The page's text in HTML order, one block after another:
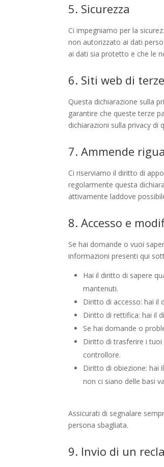
5. Sicurezza
Ci impegniamo per la
non autorizzato ai dati
ai dati sia protetto e che le
6. Siti web di
Questa dichiarazione sulla
garantire che queste terze
dichiarazioni sulla privacy di
7. Ammende
Ci riserviamo il diritto di
regolarmente questa
attivamente laddove
8. Accesso e
Se hai domande o vuoi
informazioni presenti qui
Hai il diritto di sapere
mantenuti.
Diritto di accesso: hai il
Diritto di rettifica: hai il
Se hai domande o
Diritto di trasferire i
controllore.
Diritto di obiezione: hai
non ci siano delle basi
Assicurati di segnalare
persona sbagliata.
9. Invio di un